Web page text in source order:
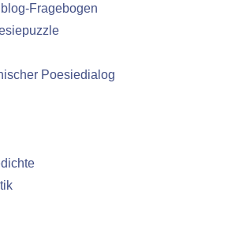
Fragebogen
Poesiedialog